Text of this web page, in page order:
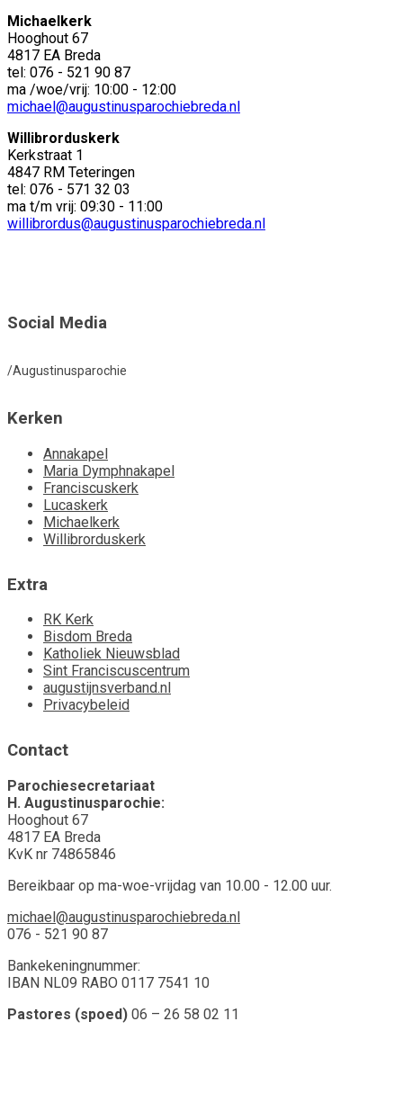
Michaelkerk
Hooghout 67
4817 EA Breda
tel: 076 - 521 90 87
ma /woe/vrij: 10:00 - 12:00
michael@augustinusparochiebreda.nl
Willibrorduskerk
Kerkstraat 1
4847 RM Teteringen
tel: 076 - 571 32 03
ma t/m vrij: 09:30 - 11:00
willibrordus@augustinusparochiebreda.nl
Social Media
/Augustinusparochie
Kerken
Annakapel
Maria Dymphnakapel
Franciscuskerk
Lucaskerk
Michaelkerk
Willibrorduskerk
Extra
RK Kerk
Bisdom Breda
Katholiek Nieuwsblad
Sint Franciscuscentrum
augustijnsverband.nl
Privacybeleid
Contact
Parochiesecretariaat
H. Augustinusparochie:
Hooghout 67
4817 EA Breda
KvK nr 74865846
Bereikbaar op ma-woe-vrijdag van 10.00 - 12.00 uur.
michael@augustinusparochiebreda.nl
076 - 521 90 87
Bankekeningnummer:
IBAN NL09 RABO 0117 7541 10
Pastores (spoed) 06 – 26 58 02 11